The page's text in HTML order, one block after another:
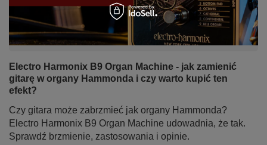
Electro Harmonix B9 Organ Machine - jak zamienić
gitarę w organy Hammonda i czy warto kupić ten
efekt?
Czy gitara może zabrzmieć jak organy Hammonda?
Electro Harmonix B9 Organ Machine udowadnia, że tak.
Sprawdź brzmienie, zastosowania i opinie.